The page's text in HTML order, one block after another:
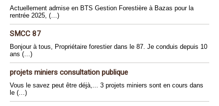
Actuellement admise en BTS Gestion Forestière à Bazas pour la
rentrée 2025, (…)
SMCC 87
Bonjour à tous, Propriétaire forestier dans le 87. Je conduis depuis 10
ans (…)
projets miniers consultation publique
Vous le savez peut être déjà,... 3 projets miniers sont en cours dans
le (…)